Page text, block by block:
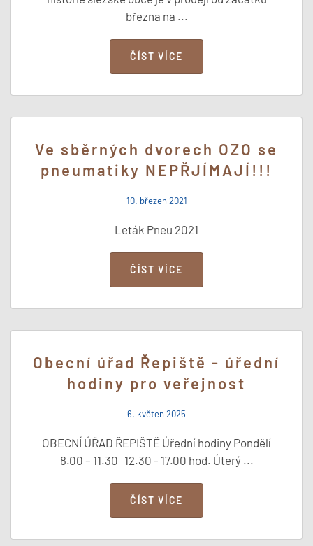
března na ...
ČÍST VÍCE
Ve sběrných dvorech OZO se
pneumatiky NEPŘJÍMAJÍ!!!
10. březen 2021
Leták Pneu 2021
ČÍST VÍCE
Obecní úřad Řepiště - úřední
hodiny pro veřejnost
6. květen 2025
OBECNÍ ÚŘAD ŘEPIŠTĚ Úřední hodiny Pondělí
8.00 – 11.30 12.30 - 17.00 hod. Úterý ...
ČÍST VÍCE